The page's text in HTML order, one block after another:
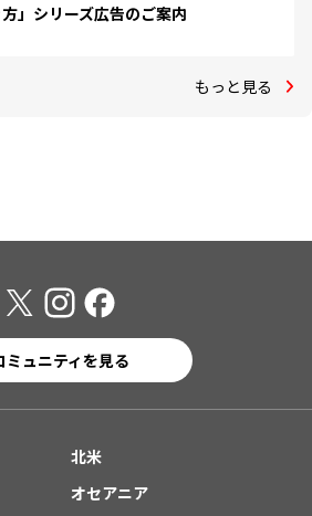
方」シリーズ広告のご案内
もっと見る
ミュニティを見る
北米
オセアニア